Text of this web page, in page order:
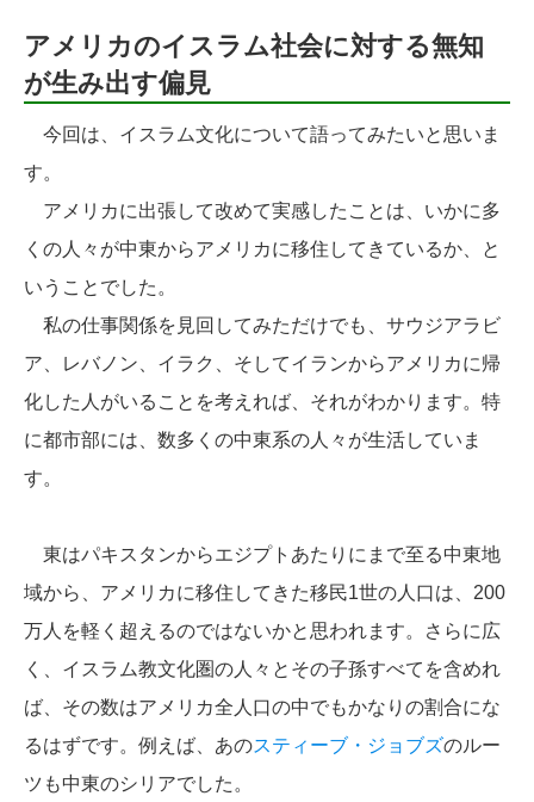
アメリカのイスラム社会に対する無知
が生み出す偏見
今回は、イスラム文化について語ってみたいと思いま
す。
アメリカに出張して改めて実感したことは、いかに多
くの人々が中東からアメリカに移住してきているか、と
いうことでした。
私の仕事関係を見回してみただけでも、サウジアラビ
ア、レバノン、イラク、そしてイランからアメリカに帰
化した人がいることを考えれば、それがわかります。特
に都市部には、数多くの中東系の人々が生活していま
す。
東はパキスタンからエジプトあたりにまで至る中東地
域から、アメリカに移住してきた移民1世の人口は、200
万人を軽く超えるのではないかと思われます。さらに広
く、イスラム教文化圏の人々とその子孫すべてを含めれ
ば、その数はアメリカ全人口の中でもかなりの割合にな
るはずです。例えば、あのスティーブ・ジョブズのルー
ツも中東のシリアでした。